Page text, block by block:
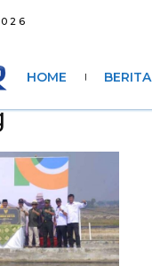
HOME BERITA